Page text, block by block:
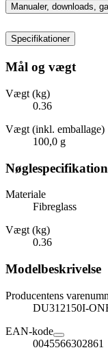
Manualer, downloads,
Specifikationer
Mål og vægt
Vægt (kg)
0.36
Vægt (inkl. emballage)
100,0 g
Nøglespecifikation
Materiale
Fibreglass
Vægt (kg)
0.36
Modelbeskrivelse
Producentens
DU312150I-
EAN-kode
0045566302861